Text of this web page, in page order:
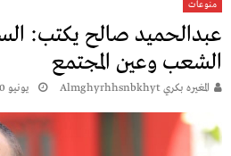
منوعات
عبدالحميد صالح يكتب:
الشعب وعين المجتمع
المغيره بكري Almghyrhhsnbkhyt يونيو 10, 2026